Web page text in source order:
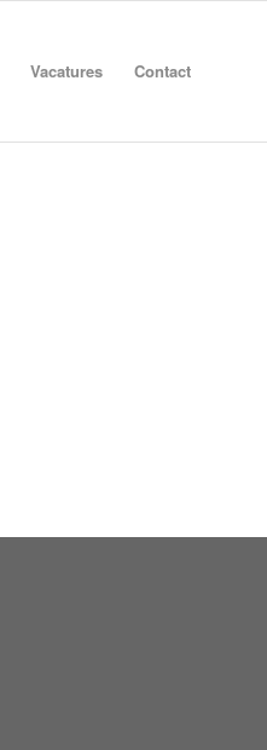
Vacatures Contact